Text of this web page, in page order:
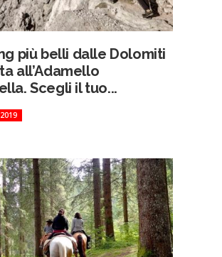
più belli dalle Dolomiti
all’Adamello
Scegli il tuo...